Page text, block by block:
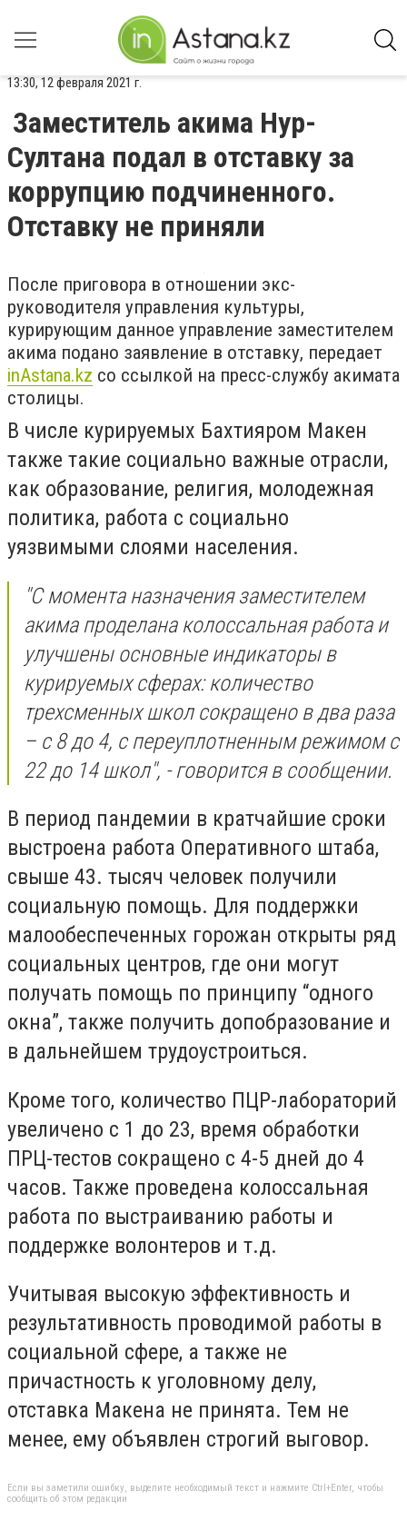
13:30, 12 февраля 2021 г.
Заместитель акима Нур-
Султана подал в отставку за
коррупцию подчиненного.
Отставку не приняли
После приговора в отношении экс-
руководителя управления культуры,
курирующим данное управление заместителем
акима подано заявление в отставку, передает
inAstana.kz со ссылкой на пресс-службу акимата
столицы.
В числе курируемых Бахтияром Макен
также такие социально важные отрасли,
как образование, религия, молодежная
политика, работа с социально
уязвимыми слоями населения.
"С момента назначения заместителем
акима проделана колоссальная работа и
улучшены основные индикаторы в
курируемых сферах: количество
трехсменных школ сокращено в два раза
– с 8 до 4, с переуплотненным режимом с
22 до 14 школ", - говорится в сообщении.
В период пандемии в кратчайшие сроки
выстроена работа Оперативного штаба,
свыше 43. тысяч человек получили
социальную помощь. Для поддержки
малообеспеченных горожан открыты ряд
социальных центров, где они могут
получать помощь по принципу “одного
окна”, также получить допобразование и
в дальнейшем трудоустроиться.
Кроме того, количество ПЦР-лабораторий
увеличено с 1 до 23, время обработки
ПРЦ-тестов сокращено с 4-5 дней до 4
часов. Также проведена колоссальная
работа по выстраиванию работы и
поддержке волонтеров и т.д.
Учитывая высокую эффективность и
результативность проводимой работы в
социальной сфере, а также не
причастность к уголовному делу,
отставка Макена не принята. Тем не
менее, ему объявлен строгий выговор.
Если вы заметили ошибку, выделите необходимый текст и нажмите Ctrl+Enter, чтобы
сообщить об этом редакции